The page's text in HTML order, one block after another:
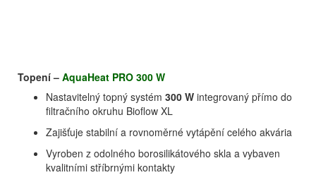
Topení – AquaHeat PRO 300 W
Nastavitelný topný systém 300 W integrovaný přímo do
filtračního okruhu Bioflow XL
Zajišťuje stabilní a rovnoměrné vytápění celého akvária
Vyroben z odolného borosilikátového skla a vybaven
kvalitními stříbrnými kontakty